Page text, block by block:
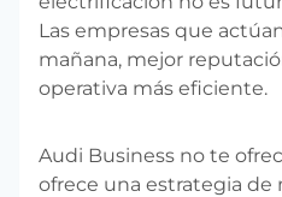
Las empresas que
mañana, mejor
operativa más eficiente.
Audi Business no te
ofrece una estrategia de